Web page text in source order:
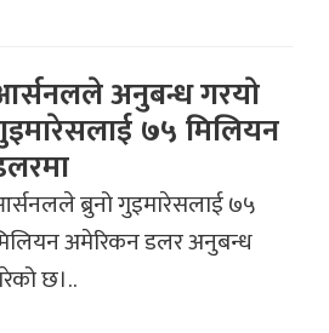
अनुबन्ध गरयाे
७५ मिलियन
ब्रुनो गुइमारेसलाई ७५
अमेरिकन डलर अनुबन्ध
छ।..